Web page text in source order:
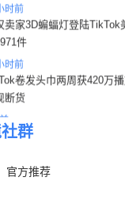
卖家3D蝙蝠灯登陆TikTok
件
卷发头巾两周获420万播
断货
将于10月5日关闭纳什维
逊MCF针对TikTok美区订
费优惠
群
官方推荐